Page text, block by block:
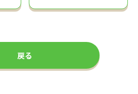
戻る